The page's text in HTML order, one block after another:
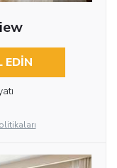
EDIN